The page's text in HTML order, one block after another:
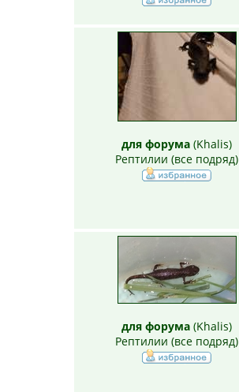
для форума (Khalis)
Рептилии (все подряд)
для форума (Khalis)
Рептилии (все подряд)